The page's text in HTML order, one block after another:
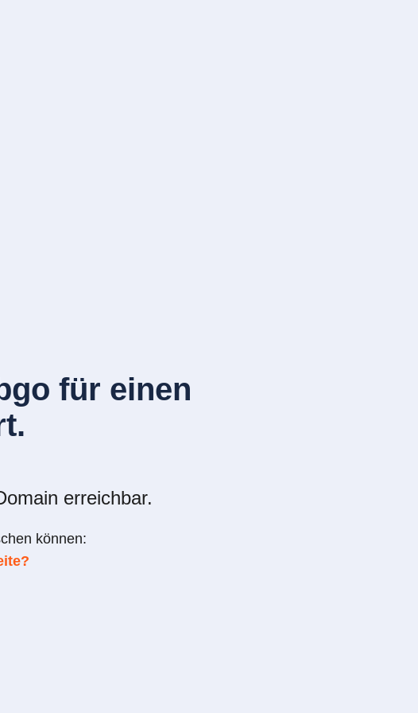
für einen
erreichbar.
können: